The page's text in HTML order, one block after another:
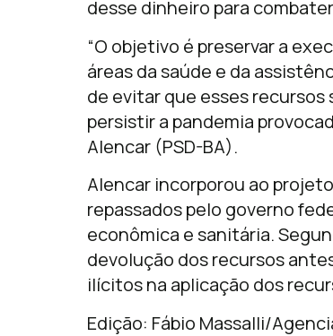
desse dinheiro para
“O objetivo é preservar a
áreas da saúde e da
de evitar que esses
persistir a pandemia
Alencar (PSD-BA).
Alencar incorporou ao
repassados pelo governo
econômica e sanitária.
devolução dos recursos
ilícitos na aplicação dos
Edição: Fábio Massalli/